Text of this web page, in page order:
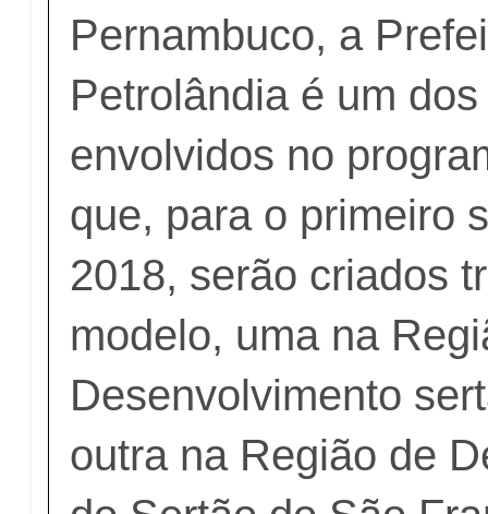
Pernambuco, a
Petrolândia é um
envolvidos no
que, para o primeiro
2018, serão criados
modelo, uma na
Desenvolvimento
outra na Região de